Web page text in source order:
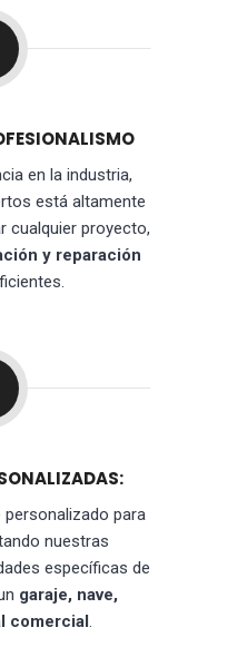
en la industria,
está altamente
cualquier proyecto,
y reparación
para
nuestras
específicas de
garaje, nave,
comercial.